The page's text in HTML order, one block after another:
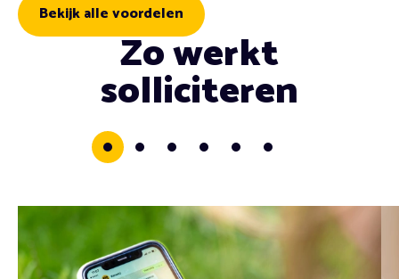
Bekijk alle voordelen
Zo werkt
solliciteren